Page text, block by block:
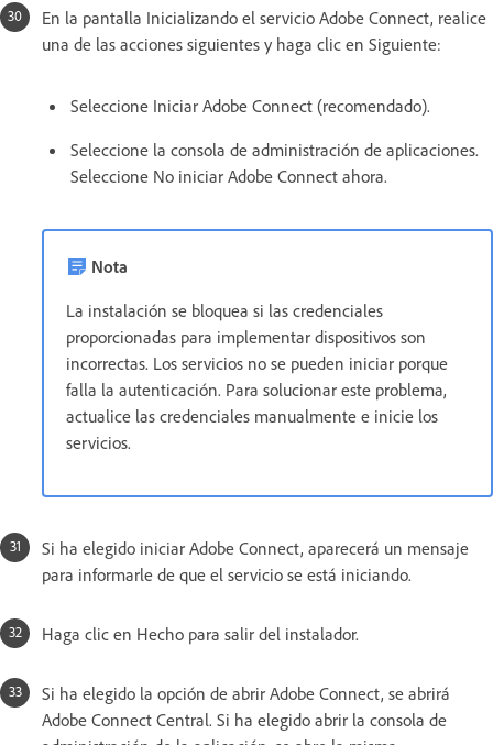
En la pantalla Inicializando el servicio Adobe Connect, realice
una de las acciones siguientes y haga clic en Siguiente:
Seleccione Iniciar Adobe Connect (recomendado).
Seleccione la consola de administración de aplicaciones.
Seleccione No iniciar Adobe Connect ahora.
Nota
La instalación se bloquea si las credenciales
proporcionadas para implementar dispositivos son
incorrectas. Los servicios no se pueden iniciar porque
falla la autenticación. Para solucionar este problema,
actualice las credenciales manualmente e inicie los
servicios.
Si ha elegido iniciar Adobe Connect, aparecerá un mensaje
para informarle de que el servicio se está iniciando.
Haga clic en Hecho para salir del instalador.
Si ha elegido la opción de abrir Adobe Connect, se abrirá
Adobe Connect Central. Si ha elegido abrir la consola de